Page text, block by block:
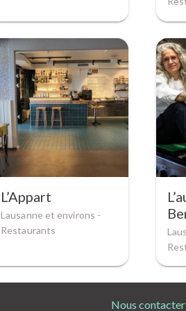
L’Appart
Lausanne et environs -
Restaurants
Nous contacter